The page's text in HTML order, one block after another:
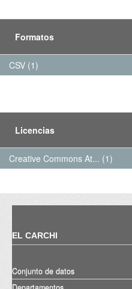
Formatos
CSV (1)
Licencias
Creative Commons At... (1)
EL CARCHI
Conjunto de datos